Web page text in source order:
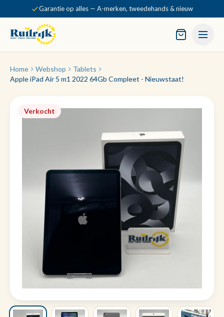
Garantie op alles — A-merken, tweedehands & nieuw
Home Webshop
Tablets
Apple iPad Air 5 m1 2022 64Gb Compleet - Nieuwstaat!
Verkocht